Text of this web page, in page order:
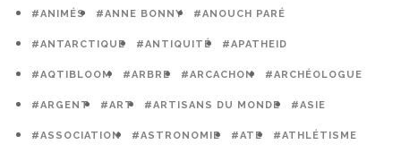
#ANIMÉS #ANNE BONNY #ANOUCH PARÉ
#ANTARCTIQUE #ANTIQUITÉ #APATHEID
#AQTIBLOOM #ARBRE #ARCACHON #ARCHÉOLOGUE
#ARGENT #ART #ARTISANS DU MONDE #ASIE
#ASSOCIATION #ASTRONOMIE #ATE #ATHLÉTISME